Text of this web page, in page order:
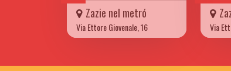
Zazie nel metró
Via Ettore Giovenale, 16 Via